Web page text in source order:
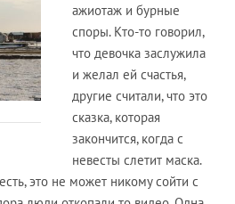
ажиотаж и бурные
споры. Кто-то говорил,
что девочка заслужила
и желал ей счастья,
другие считали, что это
сказка, которая
закончится, когда с
невесты слетит маска.
это не может никому сойти с